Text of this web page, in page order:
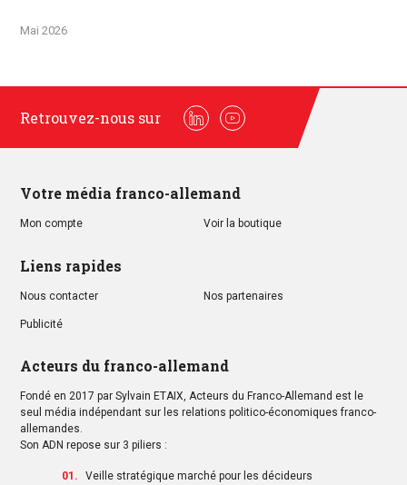
Mai 2026
Retrouvez-nous sur
LinkedinYoutube
Votre média franco-allemand
Mon compte Voir la boutique
Liens rapides
Nous contacter Nos partenaires
Publicité
Acteurs du franco-allemand
Fondé en 2017 par Sylvain ETAIX, Acteurs du Franco-Allemand est le
seul média indépendant sur les relations politico-économiques franco-
allemandes.
Son ADN repose sur 3 piliers :
Veille stratégique marché pour les décideurs